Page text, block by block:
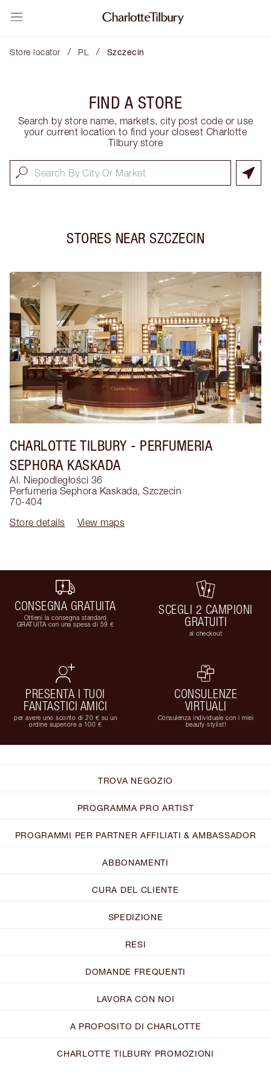
Store locator / PL / Szczecin
FIND A STORE
Search by store name, markets, city post code or use
your current location to find your closest Charlotte
Tilbury store
STORES NEAR SZCZECIN
CHARLOTTE TILBURY - PERFUMERIA
SEPHORA KASKADA
Al. Niepodległości 36
Perfumeria Sephora Kaskada, Szczecin
70-404
Store details
View maps
CONSEGNA GRATUITA
Ottieni la consegna standard
GRATUITA con una spesa di 59 €
SCEGLI 2 CAMPIONI
GRATUITI
al checkout
PRESENTA I TUOI
FANTASTICI AMICI
per avere uno sconto di 20 € su un
ordine superiore a 100 €
CONSULENZE
VIRTUALI
Consulenza individuale con i miei
beauty stylist!
TROVA NEGOZIO
PROGRAMMA PRO ARTIST
PROGRAMMI PER PARTNER AFFILIATI & AMBASSADOR
ABBONAMENTI
CURA DEL CLIENTE
SPEDIZIONE
RESI
DOMANDE FREQUENTI
LAVORA CON NOI
A PROPOSITO DI CHARLOTTE
CHARLOTTE TILBURY PROMOZIONI